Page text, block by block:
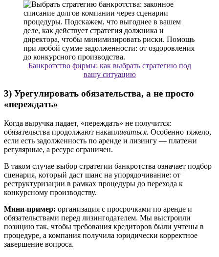
Банкротство фирмы: как выбрать стратегию под
вашу ситуацию
3) Урегулировать обязательства, а не просто
«переждать»
Когда выручка падает, «переждать» не получится:
обязательства продолжают накапливаться. Особенно тяжело,
если есть задолженность по аренде и лизингу — платежи
регулярные, а ресурс ограничен.
В таком случае выбор стратегии банкротства означает подбор
сценария, который даст шанс на упорядочивание: от
реструктуризации в рамках процедуры до перехода к
конкурсному производству.
Мини-пример: организация с просрочками по аренде и
обязательствами перед лизингодателем. Мы выстроили
позицию так, чтобы требования кредиторов были учтены в
процедуре, а компания получила юридически корректное
завершение вопроса.